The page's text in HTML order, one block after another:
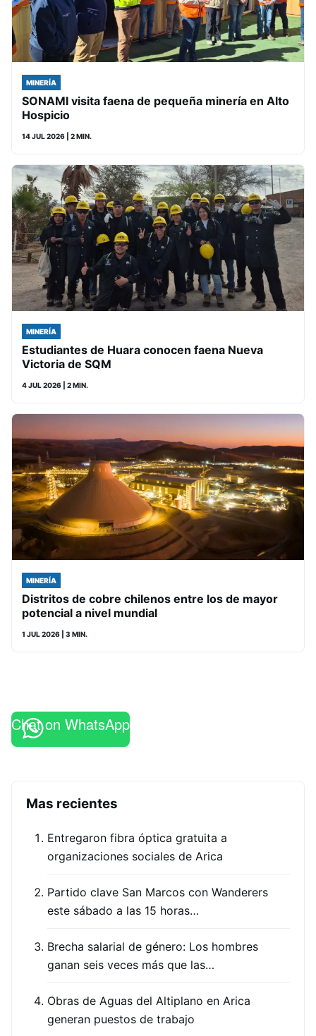
MINERÍA
SONAMI visita faena de pequeña minería en Alto
Hospicio
14 JUL 2026 | 2 MIN.
MINERÍA
Estudiantes de Huara conocen faena Nueva
Victoria de SQM
4 JUL 2026 | 2 MIN.
MINERÍA
Distritos de cobre chilenos entre los de mayor
potencial a nivel mundial
1 JUL 2026 | 3 MIN.
Chat on WhatsApp
Mas recientes
Entregaron fibra óptica gratuita a
organizaciones sociales de Arica
Partido clave San Marcos con Wanderers
este sábado a las 15 horas…
Brecha salarial de género: Los hombres
ganan seis veces más que las…
Obras de Aguas del Altiplano en Arica
generan puestos de trabajo